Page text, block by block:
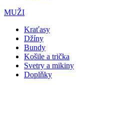
MUŽI
Kraťasy
Džíny
Bundy
Košile a trička
Svetry a mikiny
Doplňky